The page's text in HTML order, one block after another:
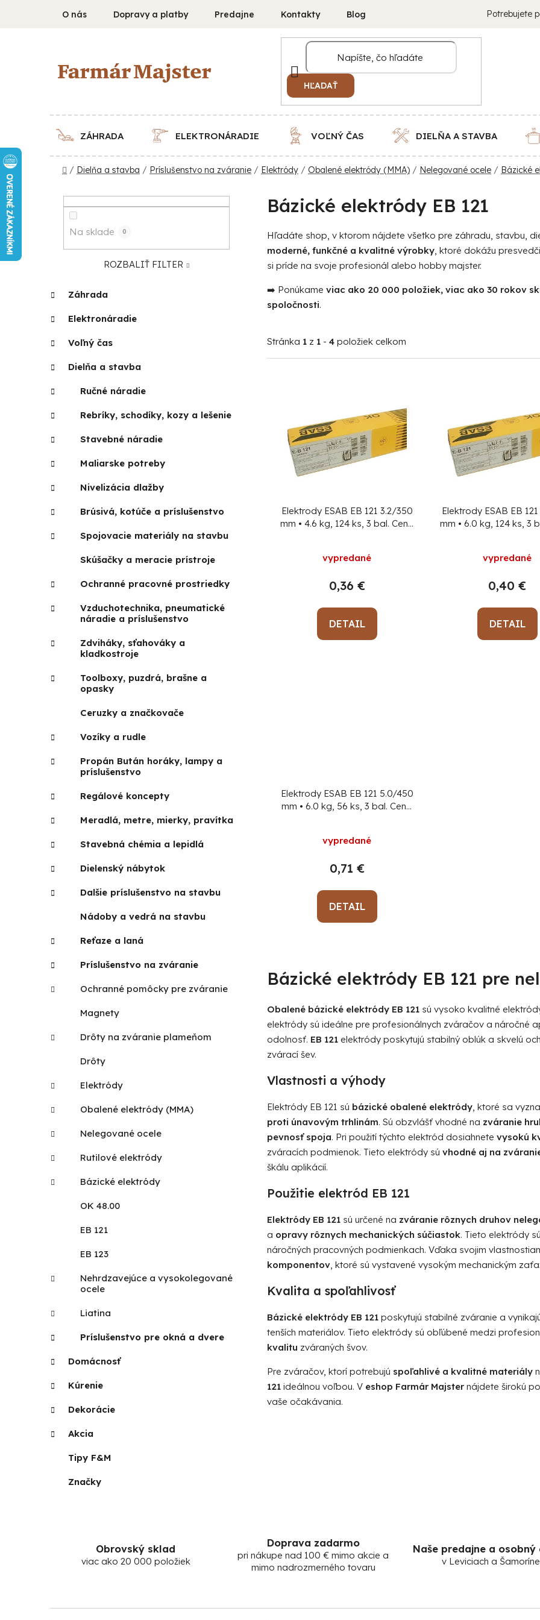
O nás Dopravy a platby Predajne Kontakty Blog Potrebujete
HĽADAŤ
ZÁHRADA ELEKTRONÁRADIE VOĽNÝ ČAS DIELŇA A STAVBA
Domov
/ Dielňa a stavba / Príslušenstvo na zváranie / Elektródy / Obalené elektródy (MMA) / Nelegované ocele / Bázické
a
n
e
Na sklade 0
ROZBALIŤ FILTER
kategórie
a
t
g
r
e
Záhrada
Elektronáradie
Voľný čas
Dielňa a stavba
Ručné náradie
Rebríky, schodíky, kozy a lešenie
Stavebné náradie
Maliarske potreby
Nivelizácia dlažby
Brúsivá, kotúče a príslušenstvo
Spojovacie materiály na stavbu
Skúšačky a meracie prístroje
Ochranné pracovné prostriedky
Vzduchotechnika, pneumatické
náradie a príslušenstvo
Zdviháky, sťahováky a
kladkostroje
Toolboxy, puzdrá, brašne a
opasky
Ceruzky a značkovače
Vozíky a rudle
Propán Bután horáky, lampy a
príslušenstvo
Regálové koncepty
Meradlá, metre, mierky, pravítka
Stavebná chémia a lepidlá
Dielenský nábytok
Dalšie príslušenstvo na stavbu
Nádoby a vedrá na stavbu
Reťaze a laná
Príslušenstvo na zváranie
Ochranné pomôcky pre zváranie
Magnety
Drôty na zváranie plameňom
Drôty
Elektródy
Obalené elektródy (MMA)
Nelegované ocele
Rutilové elektródy
Bázické elektródy
OK 48.00
EB 121
EB 123
Nehrdzavejúce a vysokolegované
ocele
Liatina
Príslušenstvo pre okná a dvere
Domácnosť
Kúrenie
Dekorácie
Akcia
Tipy F&M
Značky
Bázické elektródy EB 121
Hľadáte shop, v ktorom nájdete všetko pre záhradu, stavbu,
moderné, funkčné a kvalitné výrobky , ktoré dokážu
si príde na svoje profesionál alebo hobby majster.
➡️ Ponúkame viac ako 20 000 položiek, viac ako 30 rokov
spoločnosti.
Stránka 1 z 1 - 4 položiek celkom
Elektrody ESAB EB 121 3.2/350
mm • 4.6 kg, 124 ks, 3 bal. Cena
vypredané
0,36 €
DETAIL
Elektrody ESAB EB
mm • 6.0 kg, 124 ks, 3
vypredané
0,40 €
DETAIL
Elektrody ESAB EB 121 5.0/450
mm • 6.0 kg, 56 ks, 3 bal.Cena
vypredané
0,71 €
DETAIL
l
d
a
c
i
k
y
v
ý
Bázické elektródy EB 121 pre
Obalené bázické elektródy EB 121 sú vysoko kvalitné
elektródy sú ideálne pre profesionálnych zváračov a náročné
odolnosť. EB 121 elektródy poskytujú stabilný oblúk a skvelú
zvárací šev.
Vlastnosti a výhody
Elektródy EB 121 sú bázické obalené elektródy , ktoré sa
proti únavovým trhlinám. Sú obzvlášť vhodné na zváranie
pevnosť spoja. Pri použití týchto elektród dosiahnete vysokú
zváracích podmienok. Tieto elektródy sú vhodné aj na
škálu aplikácií.
Použitie elektród EB 121
Elektródy EB 121 sú určené na zváranie rôznych druhov
a opravy rôznych mechanických súčiastok. Tieto elektródy
náročných pracovných podmienkach. Vďaka svojim
komponentov , ktoré sú vystavené vysokým mechanickým
Kvalita a spoľahlivosť
Bázické elektródy EB 121 poskytujú stabilné zváranie a
tenších materiálov. Tieto elektródy sú obľúbené medzi
kvalitu zváraných švov.
Pre zváračov, ktorí potrebujú spoľahlivé a kvalitné materiály
121 ideálnou voľbou. V eshop Farmár Majster nájdete širokú
vaše očakávania.
Obrovský sklad
viac ako 20 000 položiek
Doprava zadarmo
pri nákupe nad 100 € mimo akcie a
mimo nadrozmerného tovaru
Naše predajne a osobný
v Leviciach a Šamoríne